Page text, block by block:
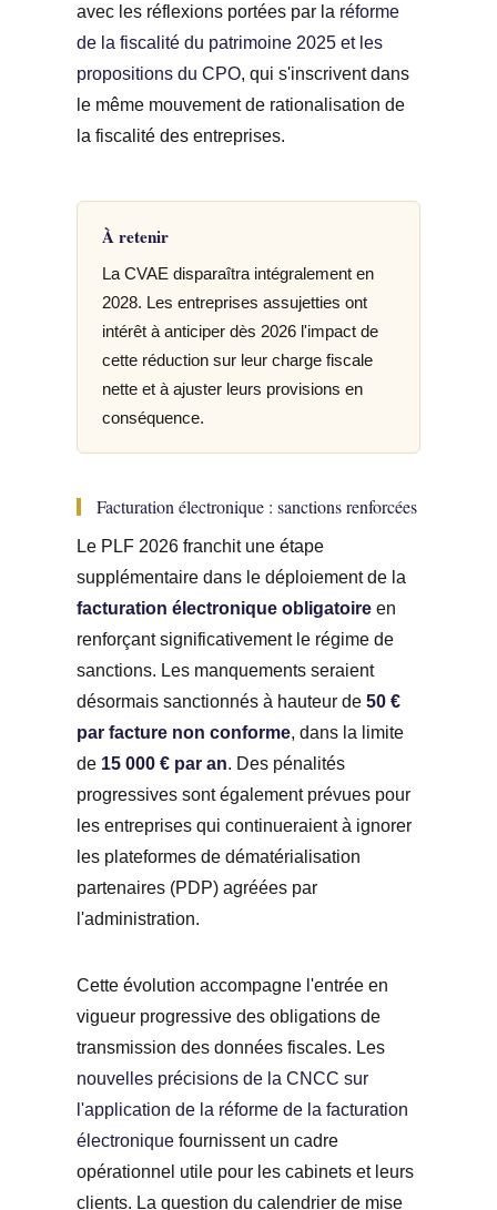
avec les réflexions portées par la réforme
de la fiscalité du patrimoine 2025 et les
propositions du CPO, qui s'inscrivent dans
le même mouvement de rationalisation de
la fiscalité des entreprises.
À retenir
La CVAE disparaîtra intégralement en
2028. Les entreprises assujetties ont
intérêt à anticiper dès 2026 l'impact de
cette réduction sur leur charge fiscale
nette et à ajuster leurs provisions en
conséquence.
Facturation électronique : sanctions renforcées
Le PLF 2026 franchit une étape
supplémentaire dans le déploiement de la
facturation électronique obligatoireen
renforçant significativement le régime de
sanctions. Les manquements seraient
désormais sanctionnés à hauteur de 50 €
par facture non conforme, dans la limite
de 15 000 € par an. Des pénalités
progressives sont également prévues pour
les entreprises qui continueraient à ignorer
les plateformes de dématérialisation
partenaires (PDP) agréées par
l'administration.
Cette évolution accompagne l'entrée en
vigueur progressive des obligations de
transmission des données fiscales. Les
nouvelles précisions de la CNCC sur
l'application de la réforme de la facturation
électroniquefournissent un cadre
opérationnel utile pour les cabinets et leurs
clients. La question du calendrier de mise